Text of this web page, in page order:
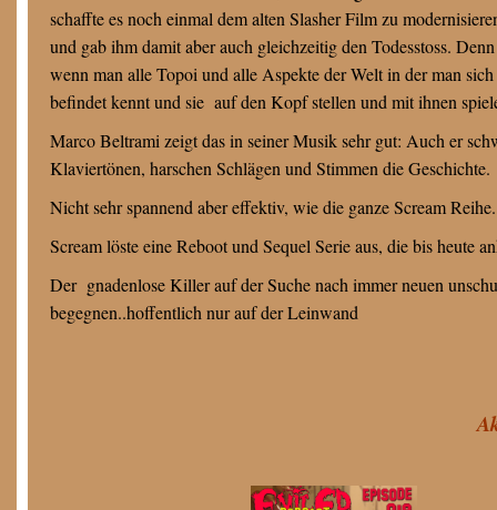
schaffte es noch einmal dem alten Slasher Film zu
und gab ihm damit aber auch gleichzeitig den Todesstoss. Denn
wenn man alle Topoi und alle Aspekte der Welt in der man sich
befindet kennt und sie auf den Kopf stellen und mit ihnen
Marco Beltrami zeigt das in seiner Musik sehr gut: Auch er
Klaviertönen, harschen Schlägen und Stimmen die Geschichte.
Nicht sehr spannend aber effektiv, wie die ganze Scream
Scream löste eine Reboot und Sequel Serie aus, die bis heute
Der gnadenlose Killer auf der Suche nach immer neuen
begegnen..hoffentlich nur auf der Leinwand